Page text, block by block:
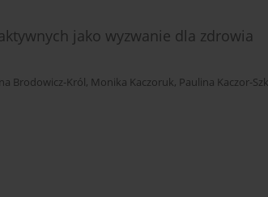
jako wyzwanie dla zdrowia
Brodowicz-Król, Monika Kaczoruk, Paulina Kaczor-